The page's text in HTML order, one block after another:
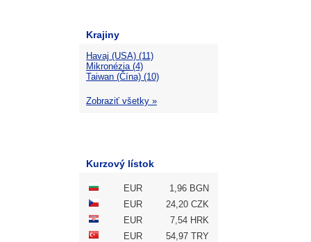
Krajiny
Havaj (USA) (11)
Mikronézia (4)
Taiwan (Čína) (10)
Zobraziť všetky »
Kurzový lístok
EUR
1,96 BGN
EUR
24,20 CZK
EUR
7,54 HRK
EUR
54,97 TRY